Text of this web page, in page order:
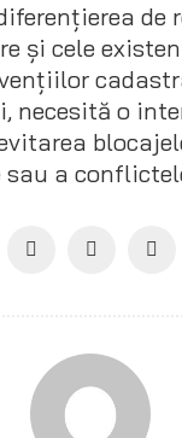
de
și cele
necesită o
a